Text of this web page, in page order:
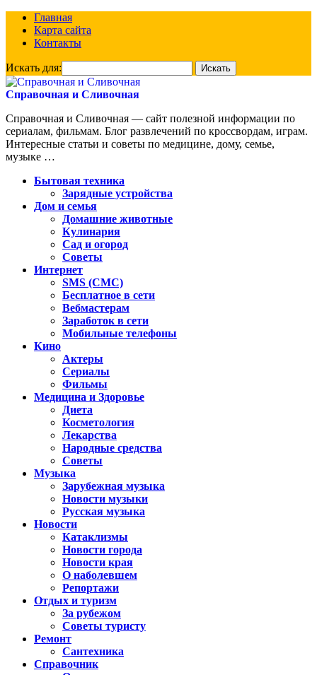
Главная
Карта сайта
Контакты
Искать для:
Справочная и Сливочная
Справочная и Сливочная — сайт полезной информации по
сериалам, фильмам. Блог развлечений по кроссвордам, играм.
Интересные статьи и советы по медицине, дому, семье,
музыке …
Бытовая техника
Зарядные устройства
Дом и семья
Домашние животные
Кулинария
Сад и огород
Советы
Интернет
SMS (СМС)
Бесплатное в сети
Вебмастерам
Заработок в сети
Мобильные телефоны
Кино
Актеры
Сериалы
Фильмы
Медицина и Здоровье
Диета
Косметология
Лекарства
Народные средства
Советы
Музыка
Зарубежная музыка
Новости музыки
Русская музыка
Новости
Катаклизмы
Новости города
Новости края
О наболевшем
Репортажи
Отдых и туризм
За рубежом
Советы туристу
Ремонт
Сантехника
Справочник